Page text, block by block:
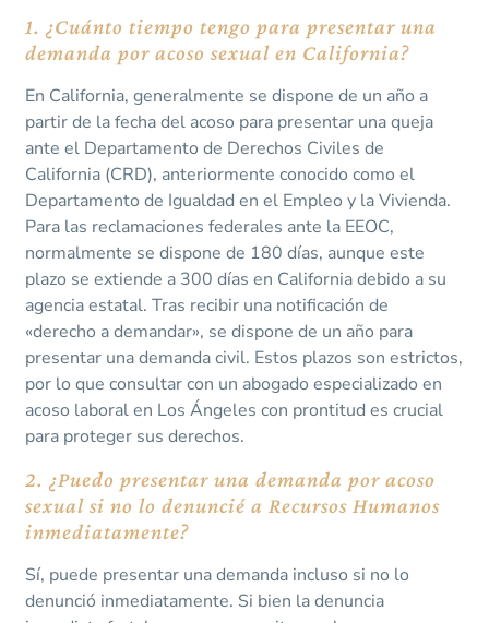
1. ¿Cuánto tiempo tengo para presentar una
demanda por acoso sexual en California?
En California, generalmente se dispone de un año a
partir de la fecha del acoso para presentar una queja
ante el Departamento de Derechos Civiles de
California (CRD), anteriormente conocido como el
Departamento de Igualdad en el Empleo y la Vivienda.
Para las reclamaciones federales ante la EEOC,
normalmente se dispone de 180 días, aunque este
plazo se extiende a 300 días en California debido a su
agencia estatal. Tras recibir una notificación de
«derecho a demandar», se dispone de un año para
presentar una demanda civil. Estos plazos son estrictos,
por lo que consultar con un abogado especializado en
acoso laboral en Los Ángeles con prontitud es crucial
para proteger sus derechos.
2. ¿Puedo presentar una demanda por acoso
sexual si no lo denuncié a Recursos Humanos
inmediatamente?
Sí, puede presentar una demanda incluso si no lo
denunció inmediatamente. Si bien la denuncia